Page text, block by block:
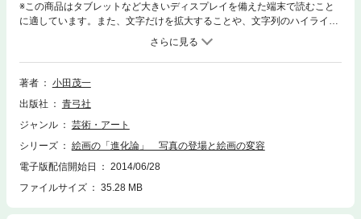
※この商品はタブレットなど大きいディスプレイを備えた端末で読むこと
に適しています。また、文字だけを拡大することや、文字列のハイライ
ト、検索、辞書の参照、引用などの機能が使用できません。写真の誕生は
絵画に大きな変化をもたらし、それ以降、絵画は独自な表現の可能性を探
求し続けてきた。多様な作家と作品を検討することによって変容の軌跡を
たどり、絵画が今後どこへ向かうのかを浮かび上がらせる。
著者
小田茂一
出版社
青弓社
ジャンル
芸術・アート
シリーズ
絵画の「進化論」 写真の登場と絵画の変容
電子版配信開始日
2014/06/28
ファイルサイズ
35.28 MB